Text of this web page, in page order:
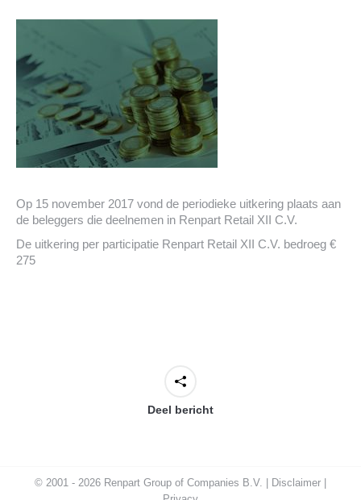
Op 15 november 2017 vond de periodieke uitkering plaats aan
de beleggers die deelnemen in Renpart Retail XII C.V.
De uitkering per participatie Renpart Retail XII C.V. bedroeg €
275
Deel bericht
© 2001 - 2026 Renpart Group of Companies B.V. | Disclaimer